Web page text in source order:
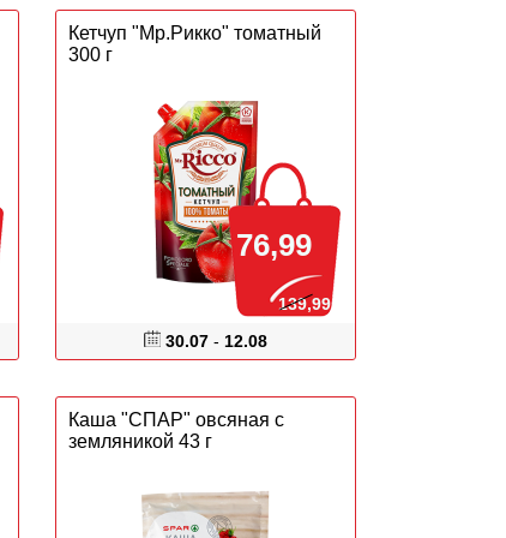
Кетчуп "Мр.Рикко" томатный
300 г
30.07 - 12.08
76,99
139,99
Каша "СПАР" овсяная с
земляникой 43 г